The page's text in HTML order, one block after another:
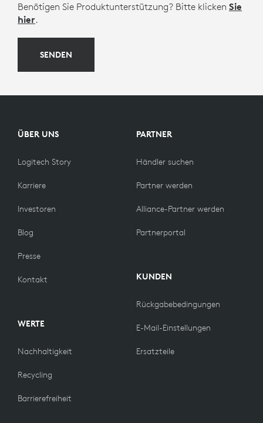
Benötigen Sie Produktunterstützung? Bitte klicken Sie
hier.
SENDEN
ÜBER UNS
Logitech Story
Karriere
Investoren
Blog
Presse
Kontakt
WERTE
Nachhaltigkeit
Recycling
Barrierefreiheit
PARTNER
Händler suchen
Partner werden
Alliance-Partner werden
Partnerportal
KUNDEN
Rückgabebedingungen
E-Mail-Einstellungen
Ersatzteile